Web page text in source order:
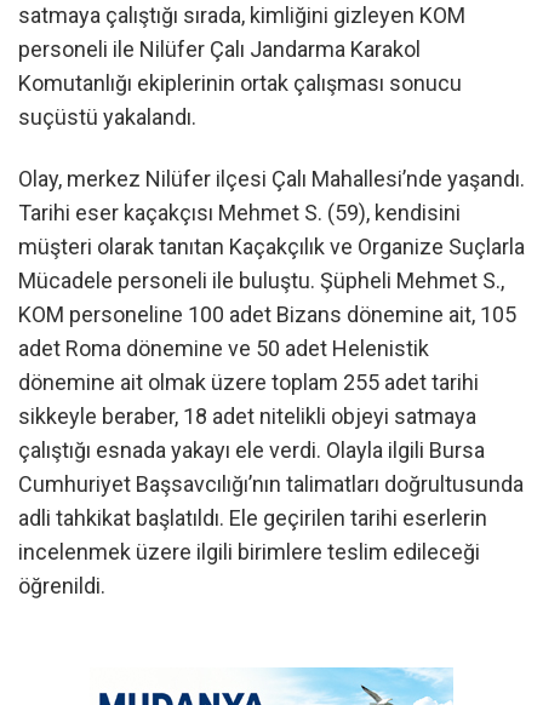
satmaya çalıştığı sırada, kimliğini gizleyen KOM
personeli ile Nilüfer Çalı Jandarma Karakol
Komutanlığı ekiplerinin ortak çalışması sonucu
suçüstü yakalandı.
Olay, merkez Nilüfer ilçesi Çalı Mahallesi’nde yaşandı.
Tarihi eser kaçakçısı Mehmet S. (59), kendisini
müşteri olarak tanıtan Kaçakçılık ve Organize Suçlarla
Mücadele personeli ile buluştu. Şüpheli Mehmet S.,
KOM personeline 100 adet Bizans dönemine ait, 105
adet Roma dönemine ve 50 adet Helenistik
dönemine ait olmak üzere toplam 255 adet tarihi
sikkeyle beraber, 18 adet nitelikli objeyi satmaya
çalıştığı esnada yakayı ele verdi. Olayla ilgili Bursa
Cumhuriyet Başsavcılığı’nın talimatları doğrultusunda
adli tahkikat başlatıldı. Ele geçirilen tarihi eserlerin
incelenmek üzere ilgili birimlere teslim edileceği
öğrenildi.